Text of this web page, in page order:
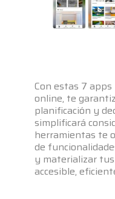
Con estas 7
online, te
planificación y
simplificará
herramientas te
de
y materializar
accesible,